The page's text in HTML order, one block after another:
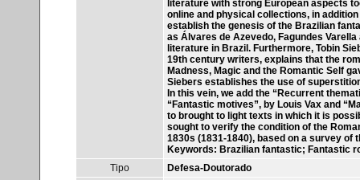
literature with strong European aspects
online and physical collections, in
establish the genesis of the Brazilian
as Álvares de Azevedo, Fagundes
literature in Brazil. Furthermore, Tobin
19th century writers, explains that the
Madness, Magic and the Romantic Self
Siebers establishes the use of
In this vein, we add the “Recurrent
“Fantastic motives”, by Louis Vax and
to brought to light texts in which it is
sought to verify the condition of the
1830s (1831-1840), based on a survey
Keywords: Brazilian fantastic; Fantastic
Tipo
Defesa-Doutorado